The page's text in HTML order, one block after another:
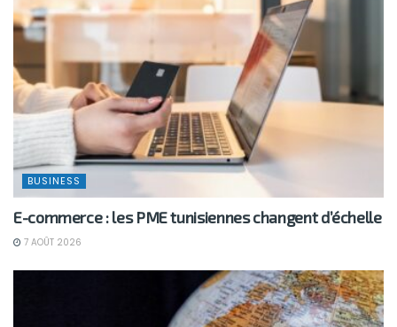
BUSINESS
E-commerce : les PME tunisiennes changent d’échelle
7 AOÛT 2026